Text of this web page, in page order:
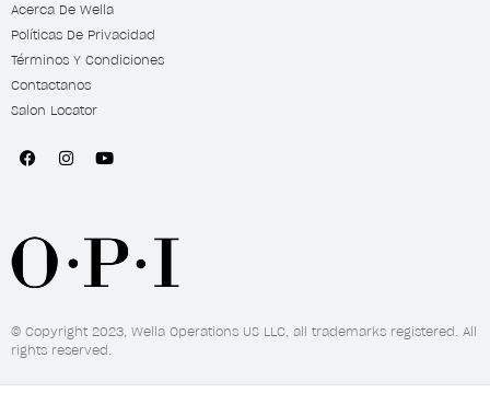
Acerca De Wella
Políticas De Privacidad
Términos Y Condiciones
Contactanos
Salon Locator
© Copyright 2023, Wella Operations US LLC, all trademarks registered. All
rights reserved.